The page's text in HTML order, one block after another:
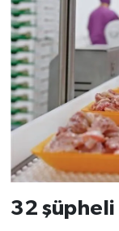
32 şüpheli